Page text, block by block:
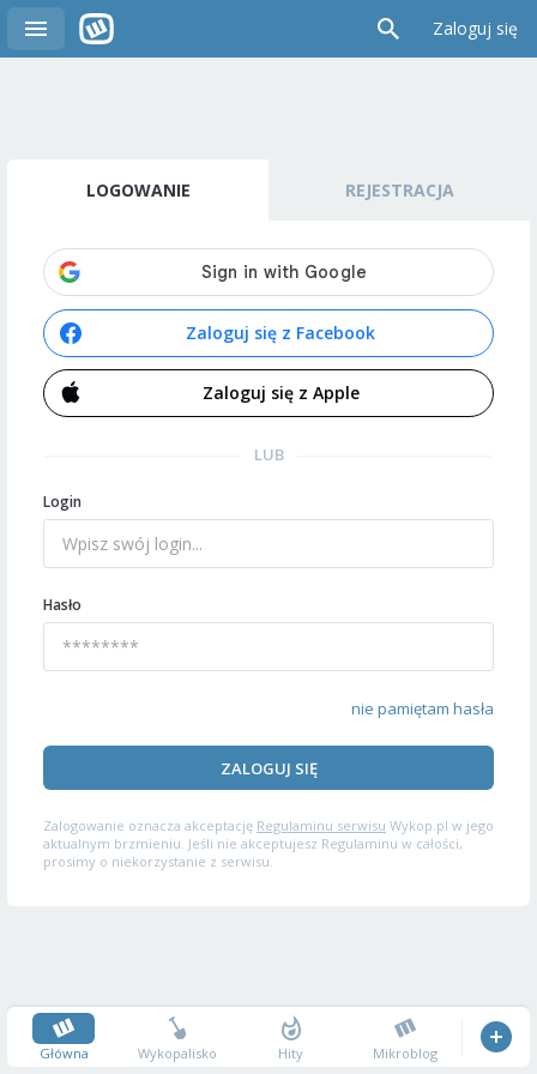
Zaloguj się
LOGOWANIE REJESTRACJA
Zaloguj się z Facebook
Zaloguj się z Apple
LUB
Login
Hasło
nie pamiętam hasła
ZALOGUJ SIĘ
Zalogowanie oznacza akceptację Regulaminu serwisu Wykop.pl w jego
aktualnym brzmieniu. Jeśli nie akceptujesz Regulaminu w całości,
prosimy o niekorzystanie z serwisu.
Główna Wykopalisko Hity Mikroblog